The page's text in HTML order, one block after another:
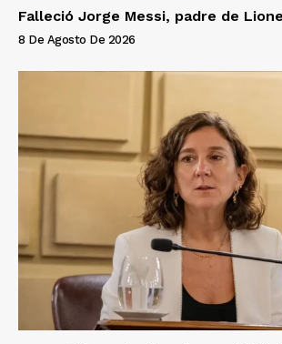
Falleció Jorge Messi, padre de
8 De Agosto De 2026